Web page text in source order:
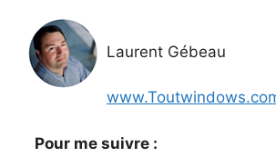
Laurent Gébeau
Pour me suivre :